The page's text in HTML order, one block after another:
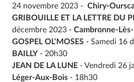
24 novembre 2023 - Chiry-
GRIBOUILLE ET LA LETTRE DU
décembre 2023 - Cambronne-
GOSPEL OL’MOSES - Samedi 16
BAILLY - 20h30
JEAN DE LA LUNE - Vendredi 26
Léger-Aux-Bois - 18h30